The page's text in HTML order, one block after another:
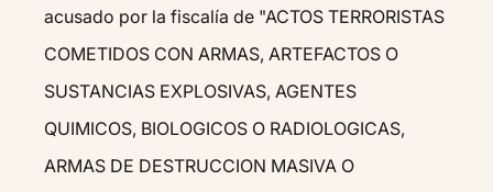
acusado por la fiscalía de "ACTOS TERRORISTAS
COMETIDOS CON ARMAS, ARTEFACTOS O
SUSTANCIAS EXPLOSIVAS, AGENTES
QUIMICOS, BIOLOGICOS O RADIOLOGICAS,
ARMAS DE DESTRUCCION MASIVA O